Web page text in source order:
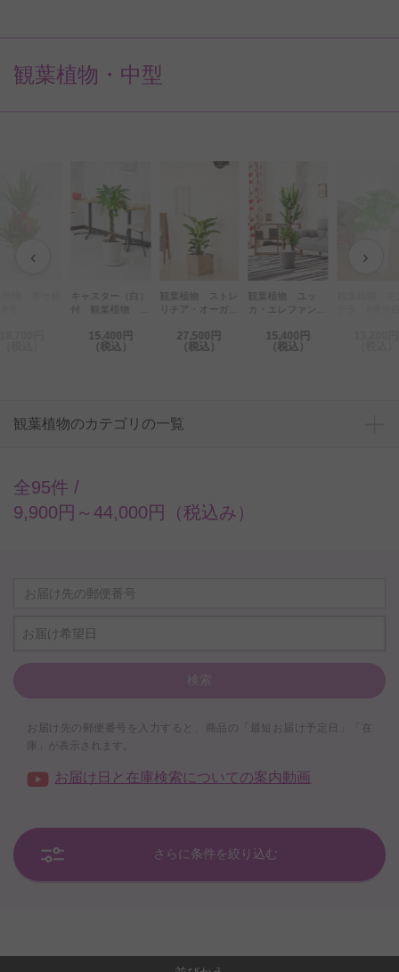
観葉植物・中型
‹ ›
キャスター（白）
鉢カバー付【花言
葉カード付】
15,400円
（税込）
観葉植物 ストレ
リチア・オーガス
リア鉢カバー
「Ecological
27,500円
（税込）
水機能鉢【花言葉
カード付】
15,400円
（税込）
観葉植物のカテゴリの一覧
全95件 /
9,900円～44,000円（税込み）
お届け希望日
検索
お届け先の郵便番号を入力すると、商品の「最短お届け予定日」「在
庫」が表示されます。
お届け日と在庫検索についての案内動画
さらに条件を絞り込む